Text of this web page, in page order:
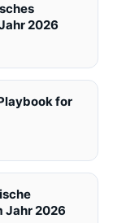
2026
for
Jahr 2026